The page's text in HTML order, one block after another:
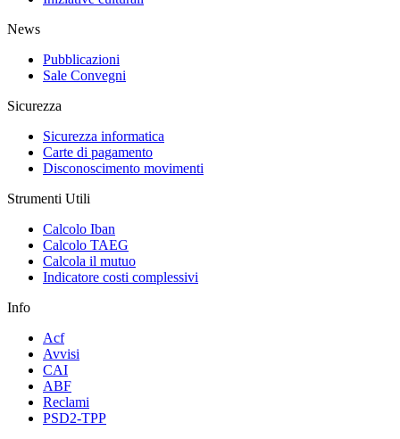
News
Pubblicazioni
Sale Convegni
Sicurezza
Sicurezza informatica
Carte di pagamento
Disconoscimento movimenti
Strumenti Utili
Calcolo Iban
Calcolo TAEG
Calcola il mutuo
Indicatore costi complessivi
Info
Acf
Avvisi
CAI
ABF
Reclami
PSD2-TPP